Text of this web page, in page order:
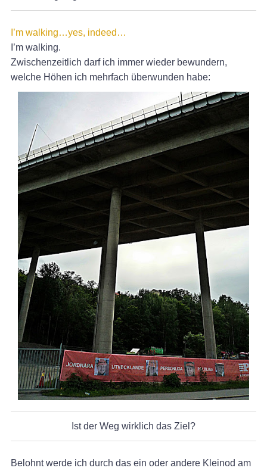
I’m walking…yes, indeed…
I’m walking.
Zwischenzeitlich darf ich immer wieder bewundern,
welche Höhen ich mehrfach überwunden habe:
Ist der Weg wirklich das Ziel?
Belohnt werde ich durch das ein oder andere Kleinod am